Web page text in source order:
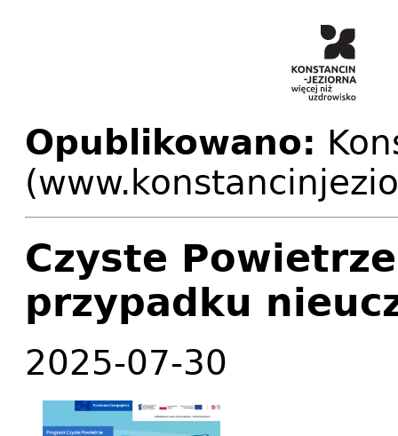
Opublikowano:
Czyste
przypadku
2025-07-30